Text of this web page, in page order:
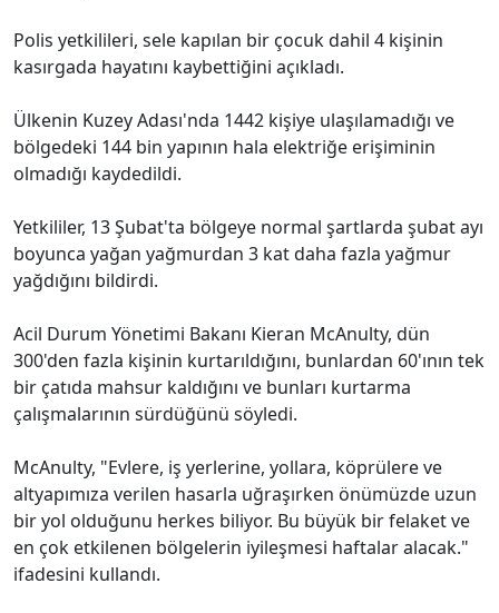
Polis yetkilileri, sele kapılan bir çocuk dahil 4 kişinin
kasırgada hayatını kaybettiğini açıkladı.
Ülkenin Kuzey Adası'nda 1442 kişiye ulaşılamadığı ve
bölgedeki 144 bin yapının hala elektriğe erişiminin
olmadığı kaydedildi.
Yetkililer, 13 Şubat'ta bölgeye normal şartlarda şubat ayı
boyunca yağan yağmurdan 3 kat daha fazla yağmur
yağdığını bildirdi.
Acil Durum Yönetimi Bakanı Kieran McAnulty, dün
300'den fazla kişinin kurtarıldığını, bunlardan 60'ının tek
bir çatıda mahsur kaldığını ve bunları kurtarma
çalışmalarının sürdüğünü söyledi.
McAnulty, "Evlere, iş yerlerine, yollara, köprülere ve
altyapımıza verilen hasarla uğraşırken önümüzde uzun
bir yol olduğunu herkes biliyor. Bu büyük bir felaket ve
en çok etkilenen bölgelerin iyileşmesi haftalar alacak."
ifadesini kullandı.